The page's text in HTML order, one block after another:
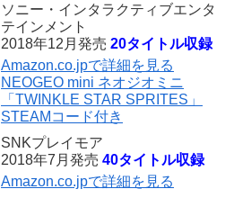
ソニー・インタラクティブエンタ
テインメント
2018年12月発売 20タイトル収録
Amazon.co.jpで詳細を見る
NEOGEO mini ネオジオミニ
「TWINKLE STAR SPRITES」
STEAMコード付き
SNKプレイモア
2018年7月発売 40タイトル収録
Amazon.co.jpで詳細を見る